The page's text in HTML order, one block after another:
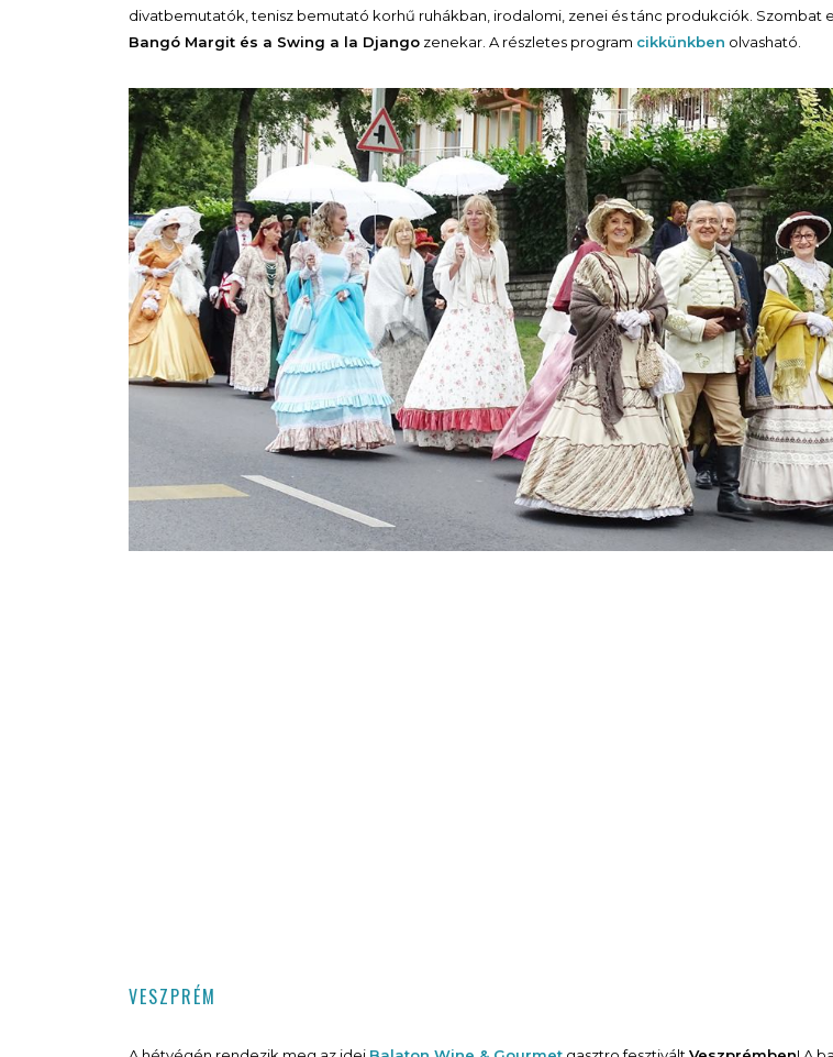
divatbemutatók, tenisz bemutató korhű ruhákban, irodalomi, zenei és tánc produkciók. Szombat
Bangó Margit és a Swing a la Django zenekar. A részletes program cikkünkben olvasható.
VESZPRÉM